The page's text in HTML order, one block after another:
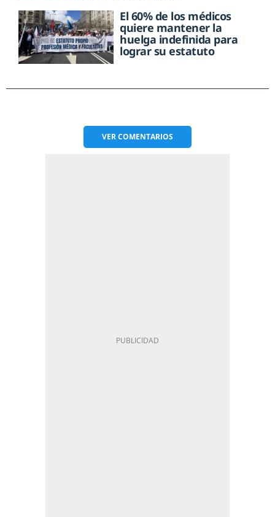
El 60% de los médicos
quiere mantener la
huelga indefinida para
lograr su estatuto
VERCOMENTARIOS